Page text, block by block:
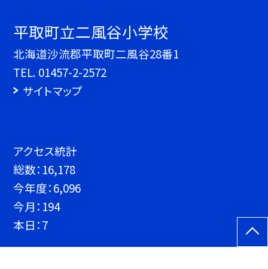
平取町立二風谷小学校
北海道沙流郡平取町二風谷28番1
TEL. 01457-2-2572
サイトマップ
アクセス統計
総数： 16,178
今年度：6,096
今月： 194
本日：7